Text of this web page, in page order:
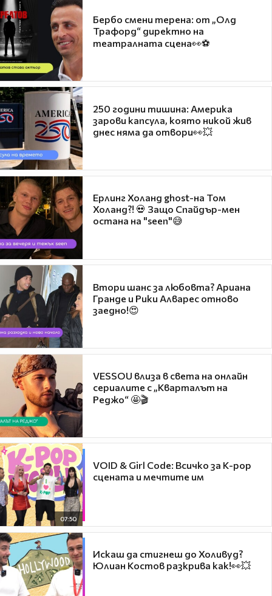
Бербо смени терена: от „Олд
Трафорд“ директно на
театралната сцена👀⚽
250 години тишина: Америка
зарови капсула, която никой жив
днес няма да отвори👀💥
Ерлинг Холанд ghost-на Том
Холанд?! 💀 Защо Спайдър-мен
остана на "seen"😅
Втори шанс за любовта? Ариана
Гранде и Рики Алварес отново
заедно!😍
VESSOU влиза в света на онлайн
сериалите с „Кварталът на
Реджо“ 🤩🎬
07:50
VOID & Girl Code: Всичко за K-pop
сцената и мечтите им
Искаш да стигнеш до Холивуд?
Юлиан Костов разкрива как!👀💥